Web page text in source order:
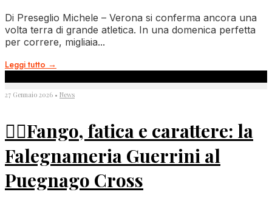
Di Preseglio Michele – Verona si conferma ancora una
volta terra di grande atletica. In una domenica perfetta
per correre, migliaia...
Leggi tutto →
27 Gennaio 2026 • News
🏃‍♂️Fango, fatica e carattere: la
Falegnameria Guerrini al
Puegnago Cross